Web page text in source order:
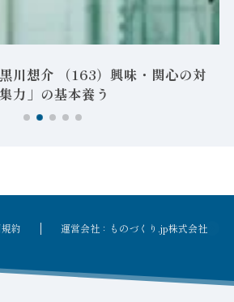
川想介 （163）興味・関心の対
力」の基本養う
約 運営会社：ものづくり.jp株式会社